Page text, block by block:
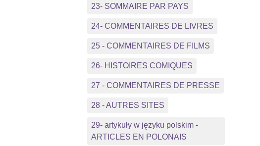
23- SOMMAIRE PAR PAYS
24- COMMENTAIRES DE LIVRES
25 - COMMENTAIRES DE FILMS
26- HISTOIRES COMIQUES
27 - COMMENTAIRES DE PRESSE
28 - AUTRES SITES
29- artykuły w języku polskim -
ARTICLES EN POLONAIS